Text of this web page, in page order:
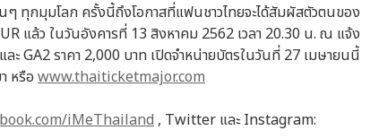
ๆ ทุกมุมโลก ครั้งนี้ถึงโอกาสที่แฟนชาวไทยจะได้สัมผัสตัวตนของ
แล้ว ในวันอังคารที่ 13 สิงหาคม 2562 เวลา 20.30 น. ณ แจ้ง
GA2 ราคา 2,000 บาท เปิดจำหน่ายบัตรในวันที่ 27 เมษายนนี้
หรือ www.thaiticketmajor.com
iMeThailand , Twitter และ Instagram: